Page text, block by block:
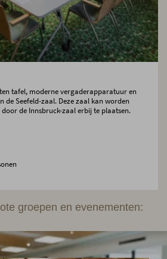
tafel, moderne vergaderapparatuur en
Seefeld-zaal. Deze zaal kan worden
de Innsbruck-zaal erbij te plaatsen.
groepen en evenementen: